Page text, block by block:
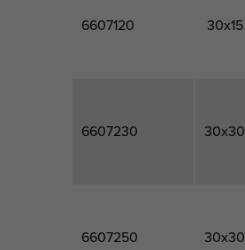
6607120 30x15
6607230 30x30
6607250 30x30